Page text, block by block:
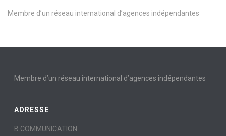
Membre d’un réseau international d’agences indépendantes
Membre d’un réseau international d’agences indépendantes
ADRESSE
B COMMUNICATION